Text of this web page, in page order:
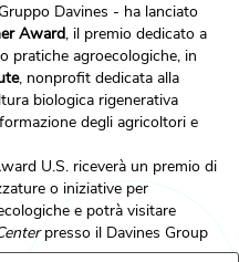
Davines - ha lanciato
Award, il premio dedicato a
pratiche agroecologiche, in
, nonprofit dedicata alla
biologica rigenerativa
degli agricoltori e
U.S. riceverà un premio di
o iniziative per
e potrà visitare
presso il Davines Group